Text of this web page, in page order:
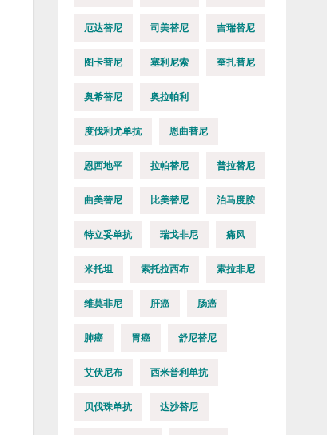
厄达替尼 司美替尼 吉瑞替尼
图卡替尼 塞利尼索 奎扎替尼
奥希替尼 奥拉帕利
度伐利尤单抗 恩曲替尼
恩西地平 拉帕替尼 普拉替尼
曲美替尼 比美替尼 泊马度胺
特立妥单抗 瑞戈非尼 痛风
米托坦 索托拉西布 索拉非尼
维莫非尼 肝癌 肠癌
肺癌 胃癌 舒尼替尼
艾伏尼布 西米普利单抗
贝伐珠单抗 达沙替尼